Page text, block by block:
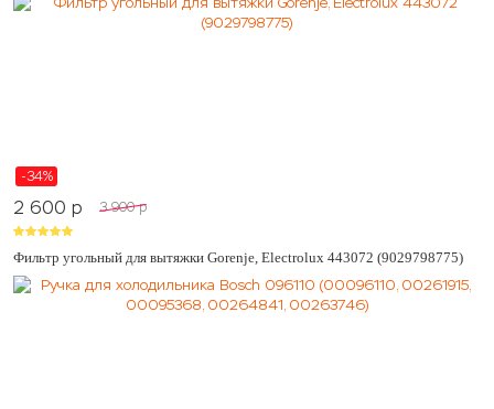
-34%
2 600 p 3 900 p
Фильтр угольный для вытяжки Gorenje, Electrolux 443072 (9029798775)